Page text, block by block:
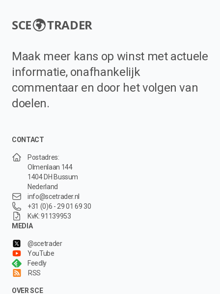
SCE TRADER
Maak meer kans op winst met actuele
informatie, onafhankelijk
commentaar en door het volgen van
doelen.
CONTACT
Postadres:
Olmenlaan 144
1404 DH Bussum
Nederland
info@scetrader.nl
+31 (0)6 - 29 01 69 30
KvK: 91139953
MEDIA
@scetrader
YouTube
Feedly
RSS
OVER SCE